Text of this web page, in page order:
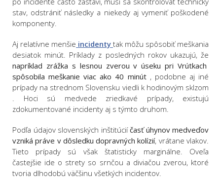
stav, odstrániť následky a niekedy aj vymeniť poškodené
komponenty.
Aj relatívne menšie incidenty tak môžu spôsobiť meškania
desiatok minút. Príklady z posledných rokov ukazujú, že
napríklad zrážka s lesnou zverou v úseku pri Vrútkach
spôsobila meškanie viac ako 40 minút , podobne aj iné
prípady na strednom Slovensku viedli k hodinovým sklzom
. Hoci sú medvede zriedkavé prípady, existujú
zdokumentované incidenty aj s týmto druhom.
Podľa údajov slovenských inštitúciíčasť úhynov medveďov
vzniká práve v dôsledku dopravných kolízií, vrátane vlakov.
Tieto prípady sú však štatisticky marginálne. Oveľa
častejšie ide o strety so srnčou a diviačou zverou, ktoré
tvoria dlhodobú väčšinu všetkých incidentov.